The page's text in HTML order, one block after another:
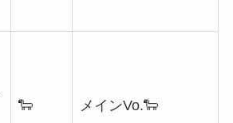
🐑 メインVo.🐑